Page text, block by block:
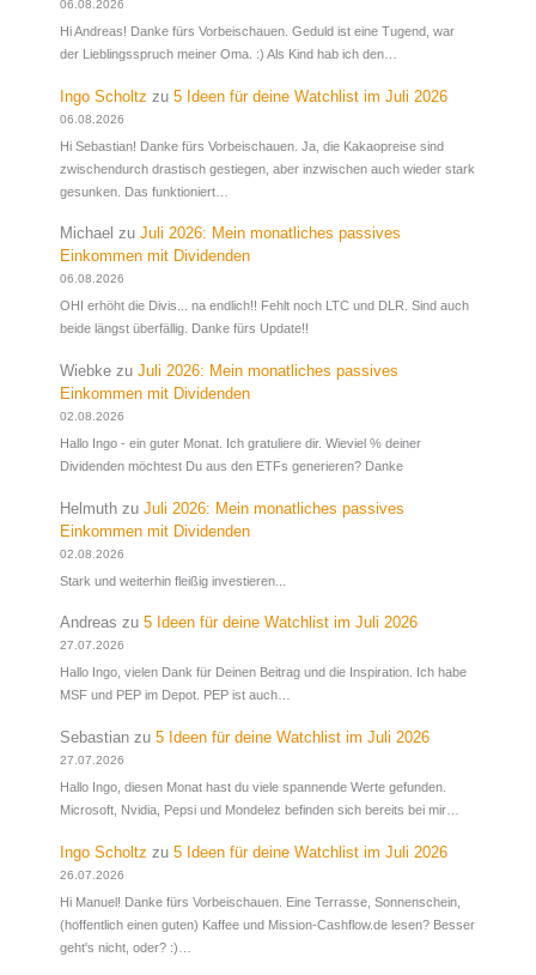
06.08.2026
Hi Andreas! Danke fürs Vorbeischauen. Geduld ist eine Tugend, war
der Lieblingsspruch meiner Oma. :) Als Kind hab ich den…
Ingo Scholtz zu 5 Ideen für deine Watchlist im Juli 2026
06.08.2026
Hi Sebastian! Danke fürs Vorbeischauen. Ja, die Kakaopreise sind
zwischendurch drastisch gestiegen, aber inzwischen auch wieder stark
gesunken. Das funktioniert…
Michael zu Juli 2026: Mein monatliches passives
Einkommen mit Dividenden
06.08.2026
OHI erhöht die Divis... na endlich!! Fehlt noch LTC und DLR. Sind auch
beide längst überfällig. Danke fürs Update!!
Wiebke zu Juli 2026: Mein monatliches passives
Einkommen mit Dividenden
02.08.2026
Hallo Ingo - ein guter Monat. Ich gratuliere dir. Wieviel % deiner
Dividenden möchtest Du aus den ETFs generieren? Danke
Helmuth zu Juli 2026: Mein monatliches passives
Einkommen mit Dividenden
02.08.2026
Stark und weiterhin fleißig investieren...
Andreas zu 5 Ideen für deine Watchlist im Juli 2026
27.07.2026
Hallo Ingo, vielen Dank für Deinen Beitrag und die Inspiration. Ich habe
MSF und PEP im Depot. PEP ist auch…
Sebastian zu 5 Ideen für deine Watchlist im Juli 2026
27.07.2026
Hallo Ingo, diesen Monat hast du viele spannende Werte gefunden.
Microsoft, Nvidia, Pepsi und Mondelez befinden sich bereits bei mir…
Ingo Scholtz zu 5 Ideen für deine Watchlist im Juli 2026
26.07.2026
Hi Manuel! Danke fürs Vorbeischauen. Eine Terrasse, Sonnenschein,
(hoffentlich einen guten) Kaffee und Mission-Cashflow.de lesen? Besser
geht's nicht, oder? :)…